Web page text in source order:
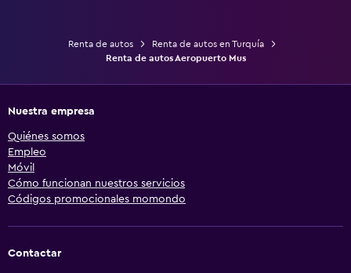
Renta de autos
Renta de autos en Turquía
Renta de autos Aeropuerto Mus
Nuestra empresa
Quiénes somos
Empleo
Móvil
Cómo funcionan nuestros servicios
Códigos promocionales momondo
Contactar